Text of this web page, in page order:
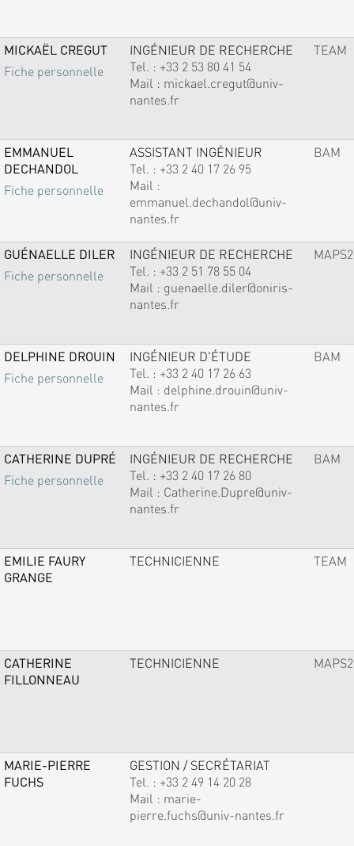
MICKAËL CREGUT
Fiche personnelle
INGÉNIEUR DE RECHERCHE
Tel. : +33 2 53 80 41 54
Mail : mickael.cregut@univ-
nantes.fr
TEAM
EMMANUEL
DECHANDOL
Fiche personnelle
ASSISTANT INGÉNIEUR
Tel. : +33 2 40 17 26 95
Mail :
emmanuel.dechandol@univ-
nantes.fr
BAM
GUÉNAELLE DILER
Fiche personnelle
INGÉNIEUR DE RECHERCHE
Tel. : +33 2 51 78 55 04
Mail : guenaelle.diler@oniris-
nantes.fr
MAPS2
DELPHINE DROUIN
Fiche personnelle
INGÉNIEUR D'ÉTUDE
Tel. : +33 2 40 17 26 63
Mail : delphine.drouin@univ-
nantes.fr
BAM
CATHERINE DUPRÉ
Fiche personnelle
INGÉNIEUR DE RECHERCHE
Tel. : +33 2 40 17 26 80
Mail : Catherine.Dupre@univ-
nantes.fr
BAM
EMILIE FAURY
GRANGE
TECHNICIENNE TEAM
CATHERINE
FILLONNEAU
TECHNICIENNE MAPS2
MARIE-PIERRE
FUCHS
GESTION / SECRÉTARIAT
Tel. : +33 2 49 14 20 28
Mail : marie-
pierre.fuchs@univ-nantes.fr